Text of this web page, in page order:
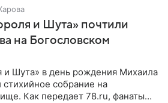
и Шута» почтили
на Богословском
и Шута» в день рождения Михаила
собрание на
Как передает 78.ru, фанаты